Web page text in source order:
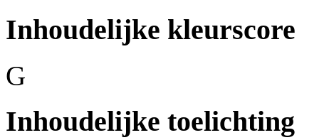
Inhoudelijke kleurscore
G
Inhoudelijke toelichting